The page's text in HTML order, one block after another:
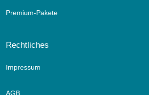
Premium-Pakete
Rechtliches
Impressum
AGB